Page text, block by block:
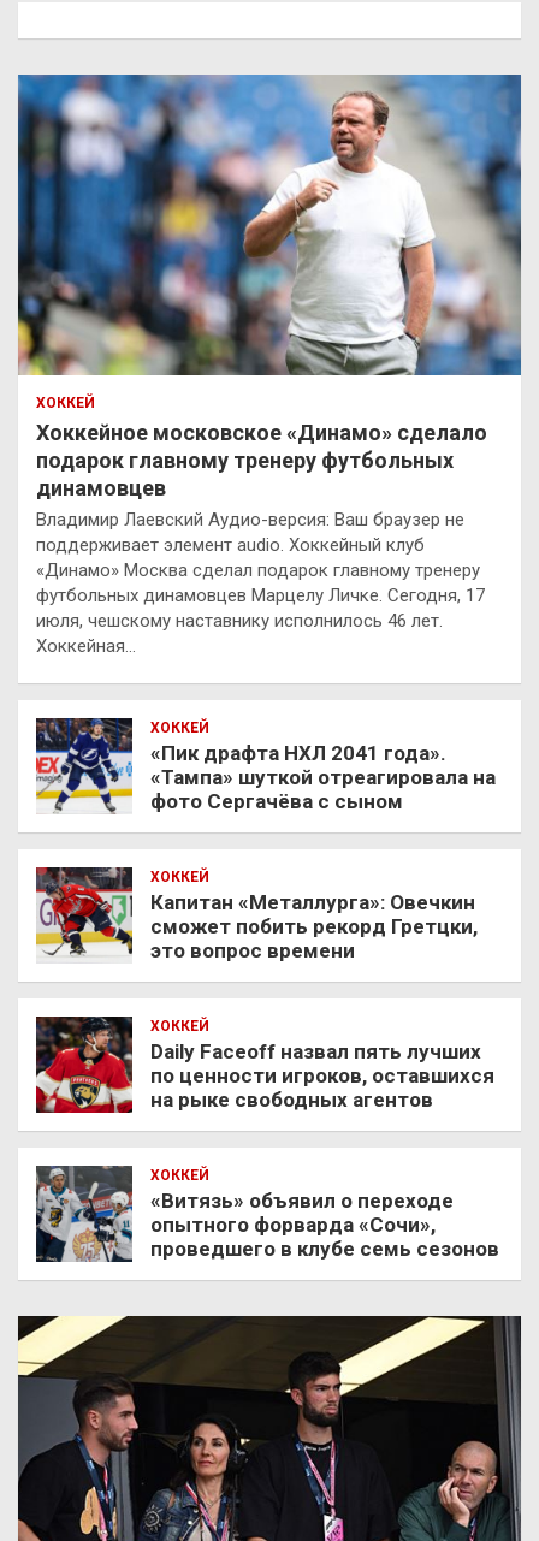
ХОККЕЙ
Хоккейное московское «Динамо» сделало
подарок главному тренеру футбольных
динамовцев
Владимир Лаевский Аудио-версия: Ваш браузер не
поддерживает элемент audio. Хоккейный клуб
«Динамо» Москва сделал подарок главному тренеру
футбольных динамовцев Марцелу Личке. Сегодня, 17
июля, чешскому наставнику исполнилось 46 лет.
Хоккейная…
ХОККЕЙ
«Пик драфта НХЛ 2041 года».
«Тампа» шуткой отреагировала на
фото Сергачёва с сыном
ХОККЕЙ
Капитан «Металлурга»: Овечкин
сможет побить рекорд Гретцки,
это вопрос времени
ХОККЕЙ
Daily Faceoff назвал пять лучших
по ценности игроков, оставшихся
на рыке свободных агентов
ХОККЕЙ
«Витязь» объявил о переходе
опытного форварда «Сочи»,
проведшего в клубе семь сезонов